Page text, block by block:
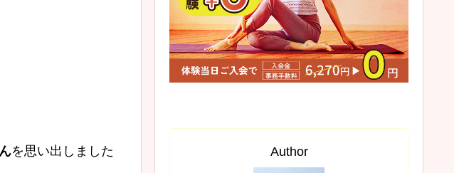
を思い出しました
Author